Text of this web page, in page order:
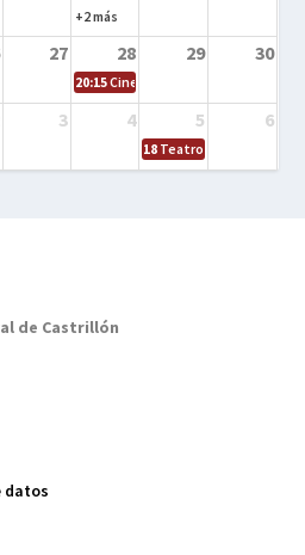
+2 más
27 28 29 30
20:15Cine en el calle – Tintín y el
3 4 5 6
18 Teatro – Tres
de Castrillón
datos